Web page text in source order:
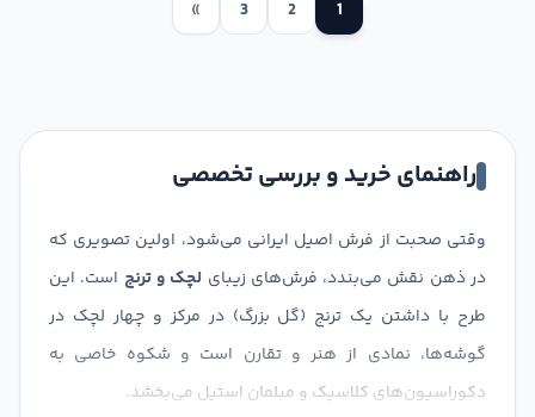
1
2
3
»
راهنمای خرید و بررسی تخصصی
وقتی صحبت از فرش اصیل ایرانی می‌شود، اولین تصویری که
در ذهن نقش می‌بندد، فرش‌های زیبای لچک و ترنج است. این
طرح با داشتن یک ترنج (گل بزرگ) در مرکز و چهار لچک در
گوشه‌ها، نمادی از هنر و تقارن است و شکوه خاصی به
دکوراسیون‌های کلاسیک و مبلمان استیل می‌بخشد.